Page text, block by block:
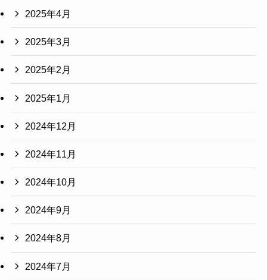
2025年4月
2025年3月
2025年2月
2025年1月
2024年12月
2024年11月
2024年10月
2024年9月
2024年8月
2024年7月